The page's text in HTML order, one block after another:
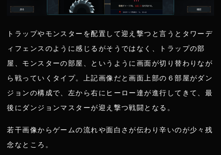
トラップやモンスターを配置して迎え撃つと言うとタワーデ
ィフェンスのように感じるがそうではなく、トラップの部
屋、モンスターの部屋、というように画面が切り替わりなが
ら戦っていくタイプ。上記画像だと画面上部の６部屋がダン
ジョンの構成で、左から右にヒーロー達が進行してきて、最
後にダンジョンマスターが迎え撃つ戦闘となる。
若干画像からゲームの流れや面白さが伝わり辛いのが少々残
念なところ。